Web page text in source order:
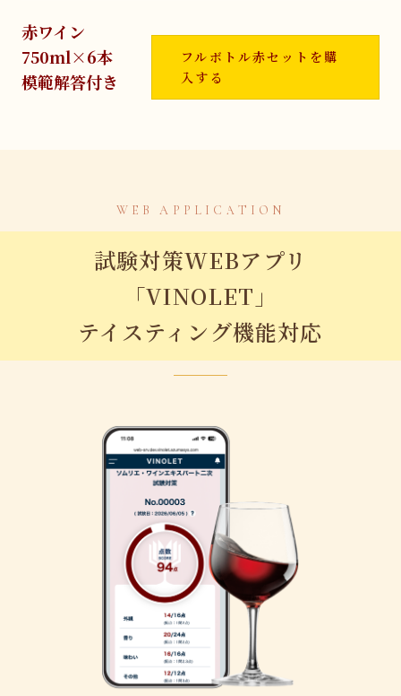
赤ワイン
750ml×6本
模範解答付き
フルボトル赤セットを購
入する
WEB APPLICATION
試験対策WEBアプリ
「VINOLET」
テイスティング機能対応